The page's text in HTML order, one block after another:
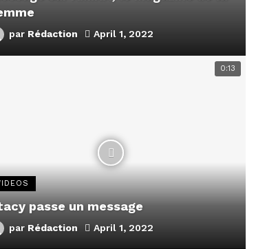
par Rédaction April 1, 2022
0:13
passe un message
par Rédaction April 1, 2022